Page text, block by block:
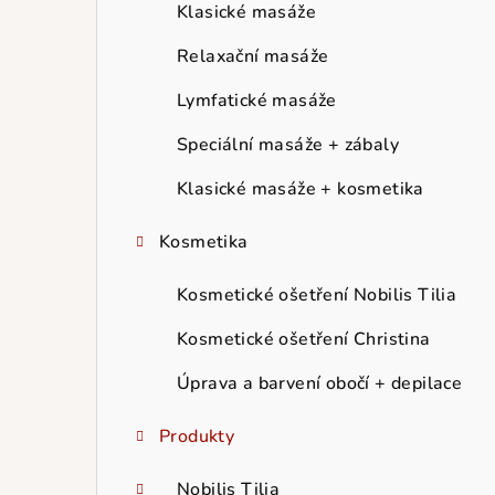
Klasické masáže
Relaxační masáže
Lymfatické masáže
Speciální masáže + zábaly
Klasické masáže + kosmetika
Kosmetika
Kosmetické ošetření Nobilis Tilia
Kosmetické ošetření Christina
Úprava a barvení obočí + depilace
Produkty
Nobilis Tilia